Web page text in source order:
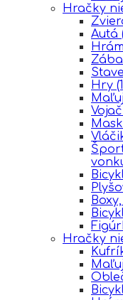
Hračky
Autá
Hry
Hračky